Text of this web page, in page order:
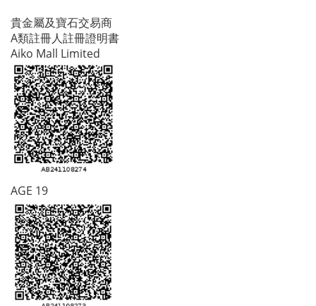
貴金屬及寶石交易商
A類註冊人註冊證明書
Aiko Mall Limited
AGE 19